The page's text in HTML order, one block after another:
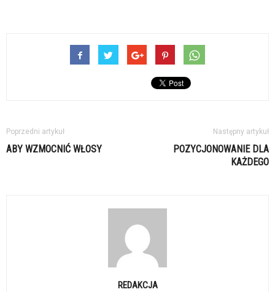
Poprzedni artykuł
ABY WZMOCNIĆ WŁOSY
Następny artykuł
POZYCJONOWANIE DLA
KAŻDEGO
REDAKCJA